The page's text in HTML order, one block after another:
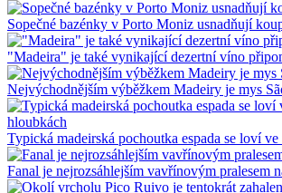
Sopečné bazénky v Porto Moniz usnadňují
"Madeira" je také vynikající dezertní víno
Nejvýchodnějším výběžkem Madeiry je mys
Typická madeirská pochoutka espada se loví
Fanal je nejrozsáhlejším vavřínovým pralesem